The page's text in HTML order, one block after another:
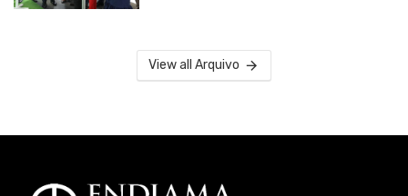
View all Arquivo